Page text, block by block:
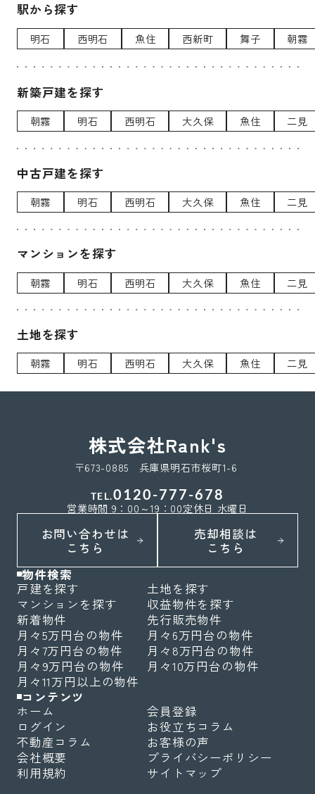
駅から探す
明石 西明石 魚住 西新町 舞子 朝霧
新築戸建を探す
朝霧 明石 西明石 大久保 魚住 二見
中古戸建を探す
朝霧 明石 西明石 大久保 魚住 二見
マンションを探す
朝霧 明石 西明石 大久保 魚住 二見
土地を探す
朝霧 明石 西明石 大久保 魚住 二見
株式会社Rank's
〒673-0885 兵庫県明石市桜町1-6
TEL.0120-777-678
営業時間 9：00～19：00定休日 水曜日
お問い合わせは
こちら
売却相談は
こちら
物件検索
戸建を探す
土地を探す
マンションを探す
収益物件を探す
新着物件
先行販売物件
月々5万円台の物件
月々6万円台の物件
月々7万円台の物件
月々8万円台の物件
月々9万円台の物件
月々10万円台の物件
月々11万円以上の物件
コンテンツ
ホーム
会員登録
ログイン
お役立ちコラム
不動産コラム
お客様の声
会社概要
プライバシーポリシー
利用規約
サイトマップ